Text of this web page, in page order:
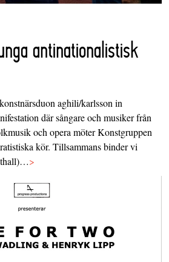
antinationalistisk
aghili/karlsson in
där sångare och musiker från
och opera möter Konstgruppen
kör. Tillsammans binder vi
>